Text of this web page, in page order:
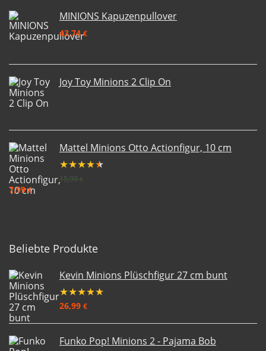
MINIONS Kapuzenpullover
43,74€
Joy Toy Minions 2 Clip On
Mattel Minions Otto Actionfigur, 10 cm
★★★★★
15,99€
7,99€
Beliebte Produkte
Kevin Minions Plüschfigur 27 cm bunt
★★★★★
26,99 €
Funko Pop! Minions 2 - Pajama Bob